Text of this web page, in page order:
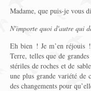
Madame, que puis-je vous
N'importe quoi d'autre qui
Eh bien ! Je m’en réjouis
Terre, telles que de
stériles de roches et de
une plus grande variété de
des changements pour